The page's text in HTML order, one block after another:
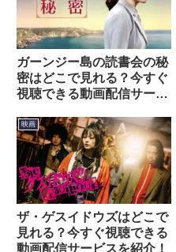
ガーンジー島の読書会の秘
密はどこで見れる？今すぐ
視聴できる動画配信サービ
映画
ザ・ゲスイドウズはどこで
見れる？今すぐ視聴できる
動画配信サービスを紹介！